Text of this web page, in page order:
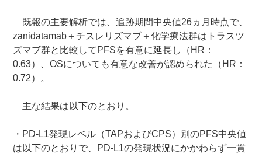
既報の主要解析では、追跡期間中央値26ヵ月時点で、
zanidatamab＋チスレリズマブ＋化学療法群はトラスツ
ズマブ群と比較してPFSを有意に延長し（HR：
0.63）、OSについても有意な改善が認められた（HR：
0.72）。
主な結果は以下のとおり。
・PD-L1発現レベル（TAPおよびCPS）別のPFS中央値
は以下のとおりで、PD-L1の発現状況にかかわらず一貫